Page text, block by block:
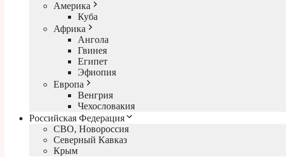
Америка
Куба
Африка
Ангола
Гвинея
Египет
Эфиопия
Европа
Венгрия
Чехословакия
Российская Федерация
СВО, Новороссия
Северный Кавказ
Крым